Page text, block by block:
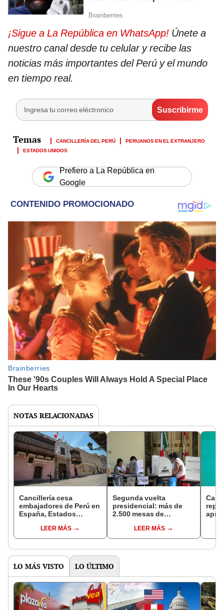
¡Sigue a La República en WhatsApp! Únete a
nuestro canal desde tu celular y recibe las
noticias más importantes del Perú y el mundo
en tiempo real.
CANCILLERÍA DEL PERÚ
PERUANOS EN EL EXTRANJERO
ESTADOS UNIDOS
Prefiero a La República en
Google
NOTAS RELACIONADAS
Cancillería cesa
embajadores de Perú en
España, Estados
Bangladesh y Francia
LEER MÁS
Segunda vuelta
presidencial: más de
2.500 mesas de
para peruanos en el
extranjero
LEER MÁS
LO MÁS VISTO LO ÚLTIMO